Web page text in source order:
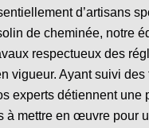
d’artisans
de cheminée, notre
respectueux des
vigueur. Ayant suivi des
experts détiennent une
à mettre en œuvre pour